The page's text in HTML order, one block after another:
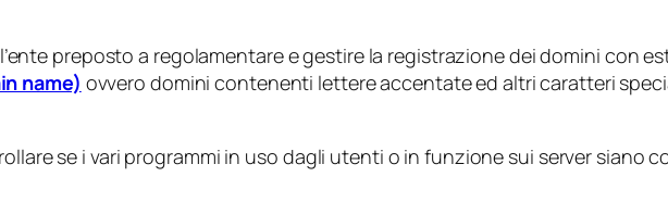
preposto a regolamentare e gestire la registrazione dei domini con
name) ovvero domini contenenti lettere accentate ed altri caratteri
se i vari programmi in uso dagli utenti o in funzione sui server siano